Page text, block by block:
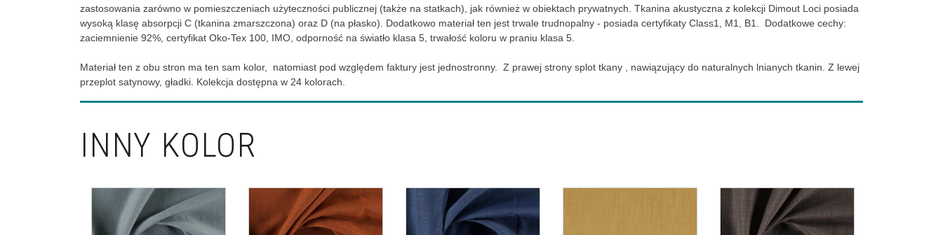
zastosowania zarówno w pomieszczeniach użyteczności publicznej (także na statkach), jak również w obiektach prywatnych. Tkanina akustyczna z kolekcji Dimout Loci posiada
wysoką klasę absorpcji C (tkanina zmarszczona) oraz D (na płasko). Dodatkowo materiał ten jest trwale trudnopalny - posiada certyfikaty Class1, M1, B1. Dodatkowe cechy:
zaciemnienie 92%, certyfikat Oko-Tex 100, IMO, odporność na światło klasa 5, trwałość koloru w praniu klasa 5.
Materiał ten z obu stron ma ten sam kolor, natomiast pod względem faktury jest jednostronny. Z prawej strony splot tkany , nawiązujący do naturalnych lnianych tkanin. Z lewej
przeplot satynowy, gładki. Kolekcja dostępna w 24 kolorach.
INNY KOLOR